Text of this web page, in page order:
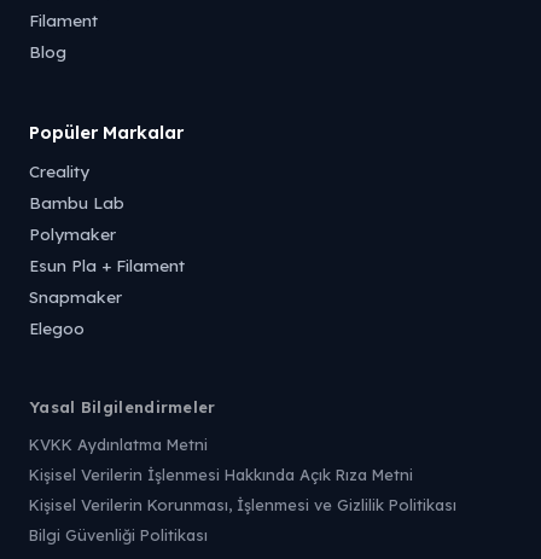
Filament
Blog
Popüler Markalar
Creality
Bambu Lab
Polymaker
Esun Pla + Filament
Snapmaker
Elegoo
Yasal Bilgilendirmeler
KVKK Aydınlatma Metni
Kişisel Verilerin İşlenmesi Hakkında Açık Rıza Metni
Kişisel Verilerin Korunması, İşlenmesi ve Gizlilik Politikası
Bilgi Güvenliği Politikası